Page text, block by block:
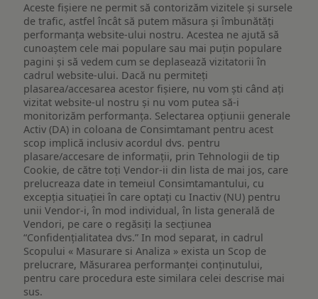
Aceste fișiere ne permit să contorizăm vizitele și sursele
de trafic, astfel încât să putem măsura și îmbunătăți
performanța website-ului nostru. Acestea ne ajută să
cunoaștem cele mai populare sau mai puțin populare
pagini și să vedem cum se deplasează vizitatorii în
cadrul website-ului. Dacă nu permiteți
plasarea/accesarea acestor fișiere, nu vom ști când ați
vizitat website-ul nostru și nu vom putea să-i
monitorizăm performanța. Selectarea opțiunii generale
Activ (DA) in coloana de Consimtamant pentru acest
scop implică inclusiv acordul dvs. pentru
plasare/accesare de informații, prin Tehnologii de tip
Cookie, de către toți Vendor-ii din lista de mai jos, care
prelucreaza date in temeiul Consimtamantului, cu
excepția situației în care optați cu Inactiv (NU) pentru
unii Vendor-i, în mod individual, în lista generală de
Vendori, pe care o regăsiți la secțiunea
“Confidențialitatea dvs.” In mod separat, in cadrul
Scopului « Masurare si Analiza » exista un Scop de
prelucrare, Măsurarea performanței conținutului,
pentru care procedura este similara celei descrise mai
sus.